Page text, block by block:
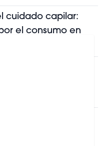
cuidado capilar:
el consumo en
Salon
incorporan
el lanzamiento que
en una